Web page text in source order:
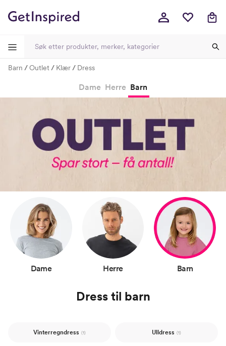
Barn Outlet Klær Dress
Dame Herre Barn
Dame Herre Barn
Dress til barn
Vinterregndress (1) Ulldress (1)